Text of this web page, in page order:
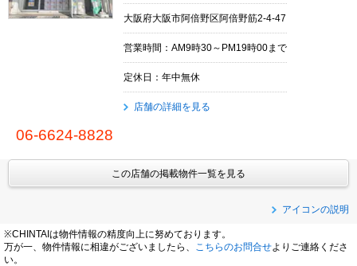
大阪府大阪市阿倍野区阿倍野筋2-4-47
営業時間：AM9時30～PM19時00まで
定休日：年中無休
店舗の詳細を見る
06-6624-8828
この店舗の掲載物件一覧を見る
アイコンの説明
※CHINTAIは物件情報の精度向上に努めております。
万が一、物件情報に相違がございましたら、
こちらのお問合せよりご連絡くださ
い。